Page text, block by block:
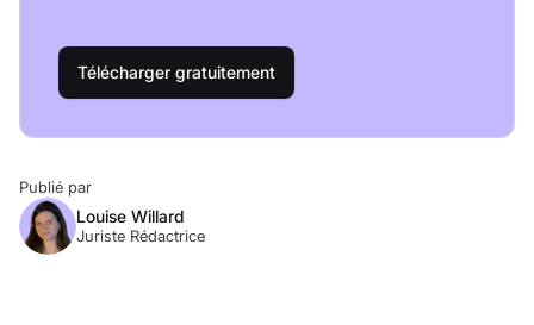
Télécharger gratuitement
Publié par
Louise Willard
Juriste Rédactrice